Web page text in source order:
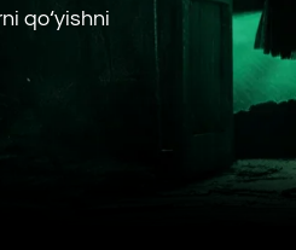
affirmatsiya \
14
kunlik onlayn